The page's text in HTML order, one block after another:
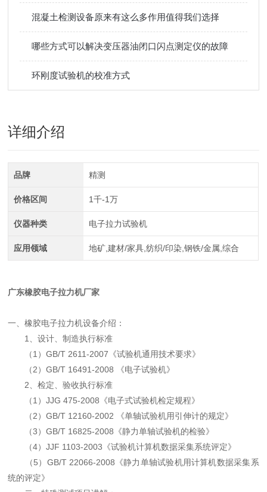
混凝土检测设备原来有这么多作用值得我们选择
哪些方式可以解决变压器油闭口闪点测定仪的故障
环刚度试验机的校准方式
详细介绍
品牌 精测
价格区间 1千-1万
仪器种类 电子拉力试验机
应用领域 地矿,建材/家具,纺织/印染,钢铁/金属,综合
广东橡胶电子拉力机厂家
一、橡胶电子拉力机设备介绍：
1、设计、制造执行标准
（1）GB/T 2611-2007《试验机通用技术要求》
（2）GB/T 16491-2008 《电子试验机》
2、检定、验收执行标准
（1）JJG 475-2008《电子式试验机检定规程》
（2）GB/T 12160-2002 《单轴试验机用引伸计的规定》
（3）GB/T 16825-2008《静力单轴试验机的检验》
（4）JJF 1103-2003《试验机计算机数据采集系统评定》
（5）GB/T 22066-2008《静力单轴试验机用计算机数据采集系
统的评定》